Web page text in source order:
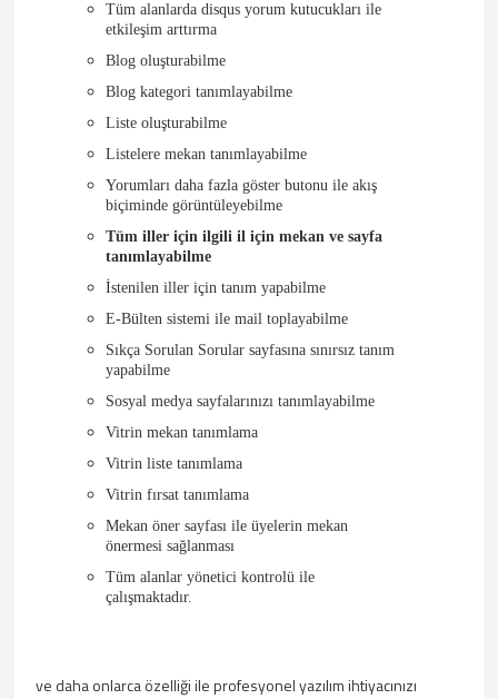
Tüm alanlarda disqus yorum kutucukları ile
etkileşim arttırma
Blog oluşturabilme
Blog kategori tanımlayabilme
Liste oluşturabilme
Listelere mekan tanımlayabilme
Yorumları daha fazla göster butonu ile akış
biçiminde görüntüleyebilme
Tüm iller için ilgili il için mekan ve sayfa
tanımlayabilme
İstenilen iller için tanım yapabilme
E-Bülten sistemi ile mail toplayabilme
Sıkça Sorulan Sorular sayfasına sınırsız tanım
yapabilme
Sosyal medya sayfalarınızı tanımlayabilme
Vitrin mekan tanımlama
Vitrin liste tanımlama
Vitrin fırsat tanımlama
Mekan öner sayfası ile üyelerin mekan
önermesi sağlanması
Tüm alanlar yönetici kontrolü ile
çalışmaktadır.
ve daha onlarca özelliği ile profesyonel yazılım ihtiyacınızı